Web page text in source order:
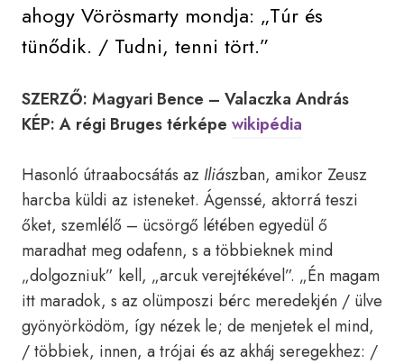
ahogy Vörösmarty mondja: „Túr és
tünődik. / Tudni, tenni tört.”
SZERZŐ: Magyari Bence – Valaczka András
KÉP: A régi Bruges térképe wikipédia
Hasonló útraabocsátás az Iliászban, amikor Zeusz
harcba küldi az isteneket. Ágenssé, aktorrá teszi
őket, szemlélő – ücsörgő létében egyedül ő
maradhat meg odafenn, s a többieknek mind
„dolgozniuk” kell, „arcuk verejtékével”. „Én magam
itt maradok, s az olümposzi bérc meredekjén / ülve
gyönyörködöm, így nézek le; de menjetek el mind,
/ többiek, innen, a trójai és az akháj seregekhez: /